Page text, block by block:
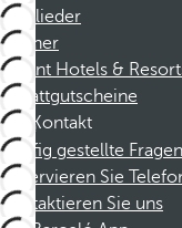
Mitglieder
Partner
Dorint Hotels &
Rabattgutscheine
Kontakt
Häufig gestellte
Reservieren Sie
Kontaktieren Sie uns